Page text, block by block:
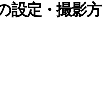
設定・撮影方